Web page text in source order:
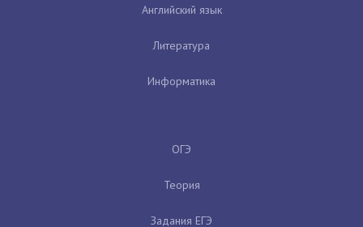
Английский язык
Литература
Информатика
ОГЭ
Теория
Задания ЕГЭ